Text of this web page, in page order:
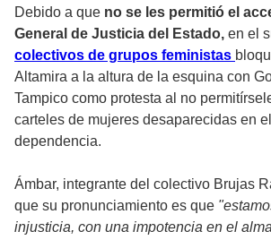
Debido a que no se les permitió el
General de Justicia del Estado, en el
colectivos de grupos feministas
Altamira a la altura de la esquina con
Tampico como protesta al no
carteles de mujeres desaparecidas en
dependencia.
Ámbar, integrante del colectivo Brujas
que su pronunciamiento es que
injusticia, con una impotencia en el